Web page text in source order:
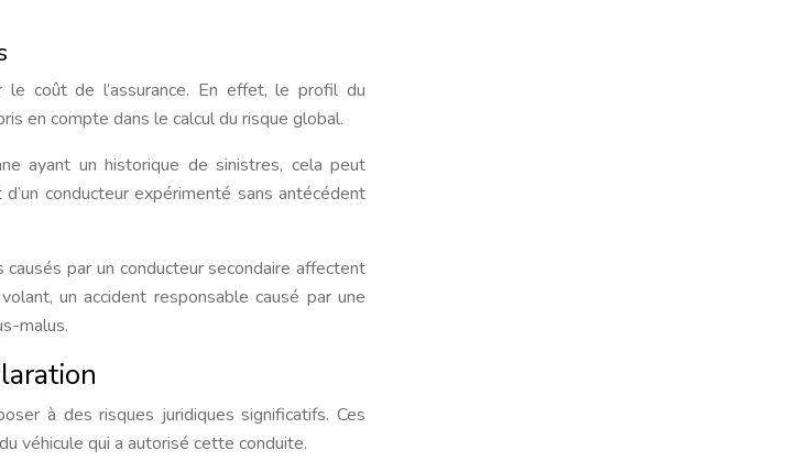
le coût de l’assurance. En effet, le profil du
en compte dans le calcul du risque global.
ayant un historique de sinistres, cela peut
conducteur expérimenté sans antécédent
par un conducteur secondaire affectent
un accident responsable causé par une
malus.
à des risques juridiques significatifs. Ces
véhicule qui a autorisé cette conduite.